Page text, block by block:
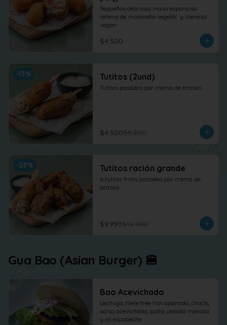
Tequeños deliciosa masa esponjosa
rellena de mozarella vegetal  y Vienesa.
vegan
$4.500
-13% Tutitos (2und)
Tutitos pasados por crema de brasas .
$4.500$5.200
-23% Tutitos ración grande
6 tutitos fritos pasados por crema de
brasas
$9.990$12.900
Gua Bao (Asian Burger) 🍔
Bao Acevichado
Lechuga, filete free fish apanado, choclo,
salsa acevichada, palta, cebolla morada
y ají escabeche